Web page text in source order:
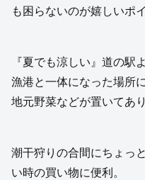
も困らないのが嬉しいポ
『夏でも涼しい』道の駅
漁港と一体になった場所
地元野菜などが置いてあり
潮干狩りの合間にちょっ
い時の買い物に便利。